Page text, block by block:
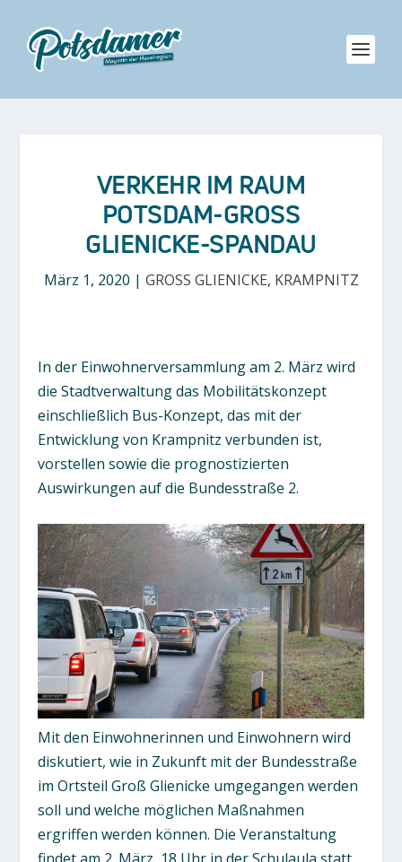
VERKEHR IM RAUM
POTSDAM-GROSS G
LIENICKE-SPANDAU
März 1, 2020 | GROSS GLIENICKE, KRAMPNITZ
In der Einwohnerversammlung am 2. März wird
die Stadtverwaltung das Mobilitätskonzept
einschließlich Bus-Konzept, das mit der
Entwicklung von Krampnitz verbunden ist,
vorstellen sowie die prognostizierten
Auswirkungen auf die Bundesstraße 2.
Mit den Einwohnerinnen und Einwohnern wird
diskutiert, wie in Zukunft mit der Bundesstraße
im Ortsteil Groß Glienicke umgegangen werden
soll und welche möglichen Maßnahmen
ergriffen werden können. Die Veranstaltung